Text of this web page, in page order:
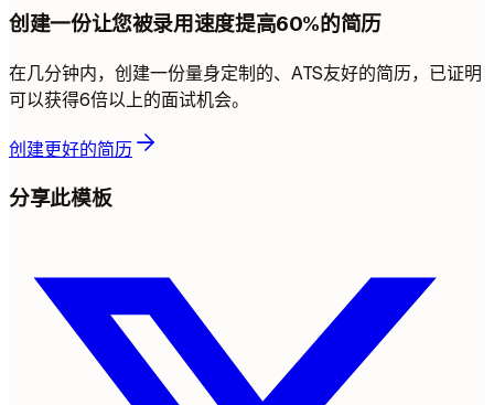
创建一份让您被录用速度提高60%的简历
在几分钟内，创建一份量身定制的、ATS友好的简历，已证明
可以获得6倍以上的面试机会。
创建更好的简历
分享此模板